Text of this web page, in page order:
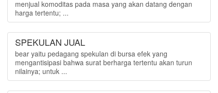
menjual komoditas pada masa yang akan datang dengan
harga tertentu; ...
SPEKULAN JUAL
bear yaitu pedagang spekulan di bursa efek yang
mengantisipasi bahwa surat berharga tertentu akan turun
nilainya; untuk ...